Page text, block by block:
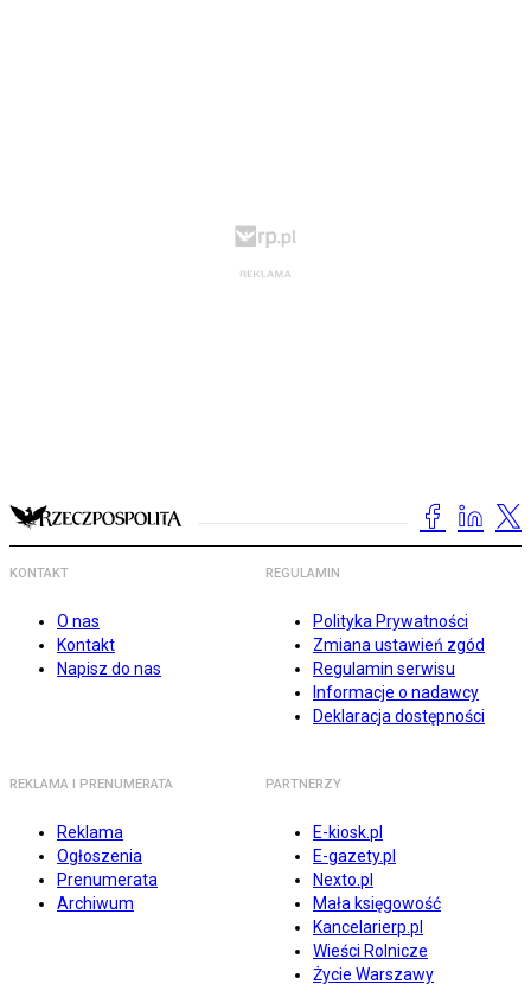
KONTAKT
O nas
Kontakt
Napisz do nas
REGULAMIN
Polityka Prywatności
Zmiana ustawień zgód
Regulamin serwisu
Informacje o nadawcy
Deklaracja dostępności
REKLAMA I PRENUMERATA
Reklama
Ogłoszenia
Prenumerata
Archiwum
PARTNERZY
E-kiosk.pl
E-gazety.pl
Nexto.pl
Mała księgowość
Kancelarierp.pl
Wieści Rolnicze
Życie Warszawy